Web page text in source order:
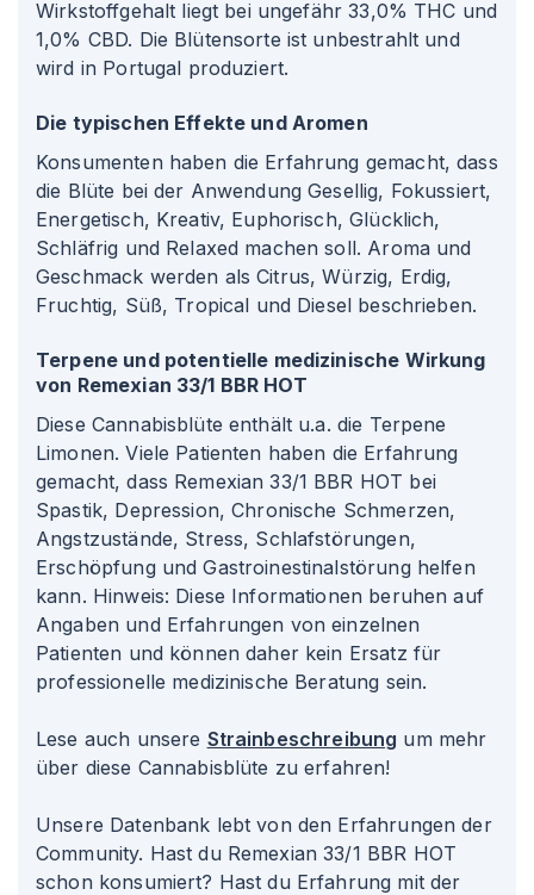
Wirkstoffgehalt liegt bei ungefähr 33,0% THC und
1,0% CBD. Die Blütensorte ist unbestrahlt und
wird in Portugal produziert.
Die typischen Effekte und Aromen
Konsumenten haben die Erfahrung gemacht, dass
die Blüte bei der Anwendung Gesellig, Fokussiert,
Energetisch, Kreativ, Euphorisch, Glücklich,
Schläfrig und Relaxed machen soll. Aroma und
Geschmack werden als Citrus, Würzig, Erdig,
Fruchtig, Süß, Tropical und Diesel beschrieben.
Terpene und potentielle medizinische Wirkung
von Remexian 33/1 BBR HOT
Diese Cannabisblüte enthält u.a. die Terpene
Limonen. Viele Patienten haben die Erfahrung
gemacht, dass Remexian 33/1 BBR HOT bei
Spastik, Depression, Chronische Schmerzen,
Angstzustände, Stress, Schlafstörungen,
Erschöpfung und Gastroinestinalstörung helfen
kann. Hinweis: Diese Informationen beruhen auf
Angaben und Erfahrungen von einzelnen
Patienten und können daher kein Ersatz für
professionelle medizinische Beratung sein.
Lese auch unsere Strainbeschreibung um mehr
über diese Cannabisblüte zu erfahren!
Unsere Datenbank lebt von den Erfahrungen der
Community. Hast du Remexian 33/1 BBR HOT
schon konsumiert? Hast du Erfahrung mit der